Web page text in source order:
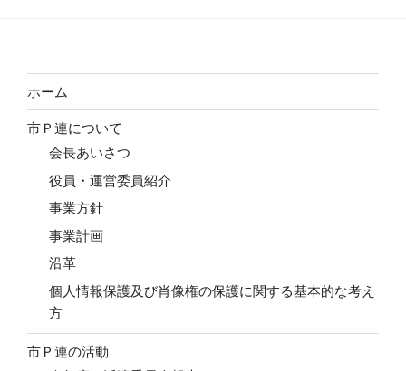
ホーム
市Ｐ連について
会長あいさつ
役員・運営委員紹介
事業方針
事業計画
沿革
個人情報保護及び肖像権の保護に関する基本的な考え
方
市Ｐ連の活動